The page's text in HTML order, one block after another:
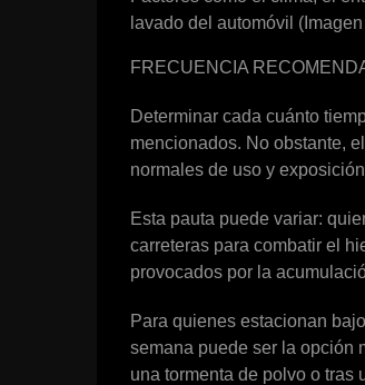
lavado del automóvil
FRECUENCIA
Determinar cada cuánto
mencionados. No obstante,
normales de uso y
Esta pauta puede variar:
carreteras para combatir el
provocados por la
Para quienes estacionan
semana puede ser la opción
una tormenta de polvo o